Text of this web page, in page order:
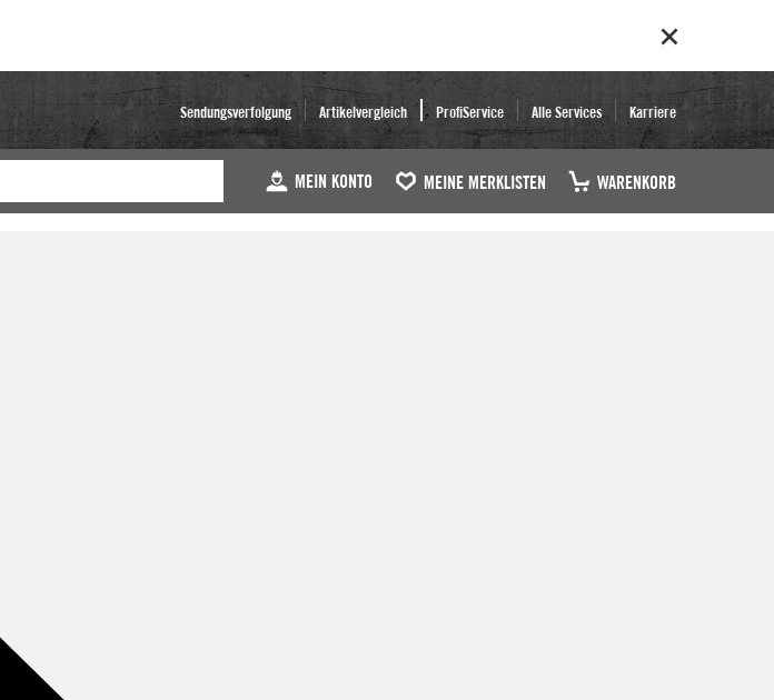
Sendungsverfolgung Artikelvergleich ProfiService Alle Services Karriere
MEIN KONTO MEINE MERKLISTEN WARENKORB